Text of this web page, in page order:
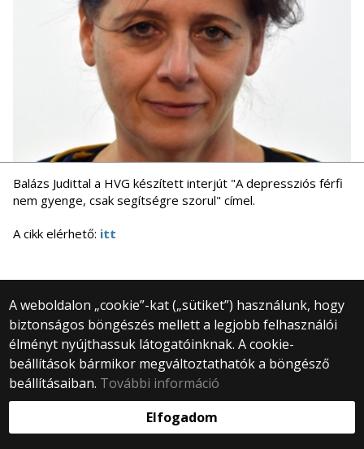
Balázs Judittal a HVG készített interjút "A depressziós férfi
nem gyenge, csak segítségre szorul" címel.
A cikk elérhető: itt
A weboldalon „cookie”-kat („sütiket”) használunk, hogy
biztonságos böngészés mellett a legjobb felhasználói
élményt nyújthassuk látogatóinknak. A cookie-
beállítások bármikor megváltoztathatók a böngésző
beállításaiban. További információ
Elfogadom
© 2025 Eötvös Loránd Tudományegyetem
Minden jog fenntartva.
1053 Budapest, Egyetem tér 1–3.
Központi telefonszám: +36 1 411 6500
Webfejlesztés: